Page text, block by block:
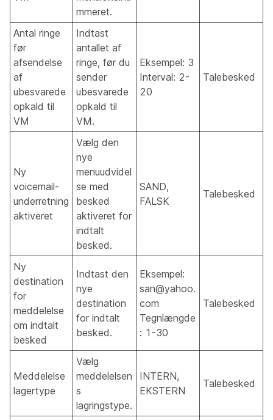
mmeret.
Antal ringe
før
afsendelse
af
ubesvarede
opkald til
VM
Indtast
antallet af
ringe, før du
sender
ubesvarede
opkald til
VM.
Eksempel: 3
Interval: 2-
20
Talebesked
Ny
voicemail-
underretning
aktiveret
Vælg den
nye
menuudvidel
se med
besked
aktiveret for
indtalt
besked.
SAND,
FALSK
Talebesked
Ny
destination
for
meddelelse
om indtalt
besked
Indtast den
nye
destination
for indtalt
besked.
Eksempel:
san@yahoo.
com
Tegnlængde
: 1-30
Talebesked
Meddelelse
lagertype
Vælg
meddelelsen
s
lagringstype.
INTERN,
EKSTERN
Talebesked